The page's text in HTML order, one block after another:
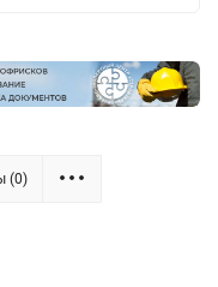
(0)